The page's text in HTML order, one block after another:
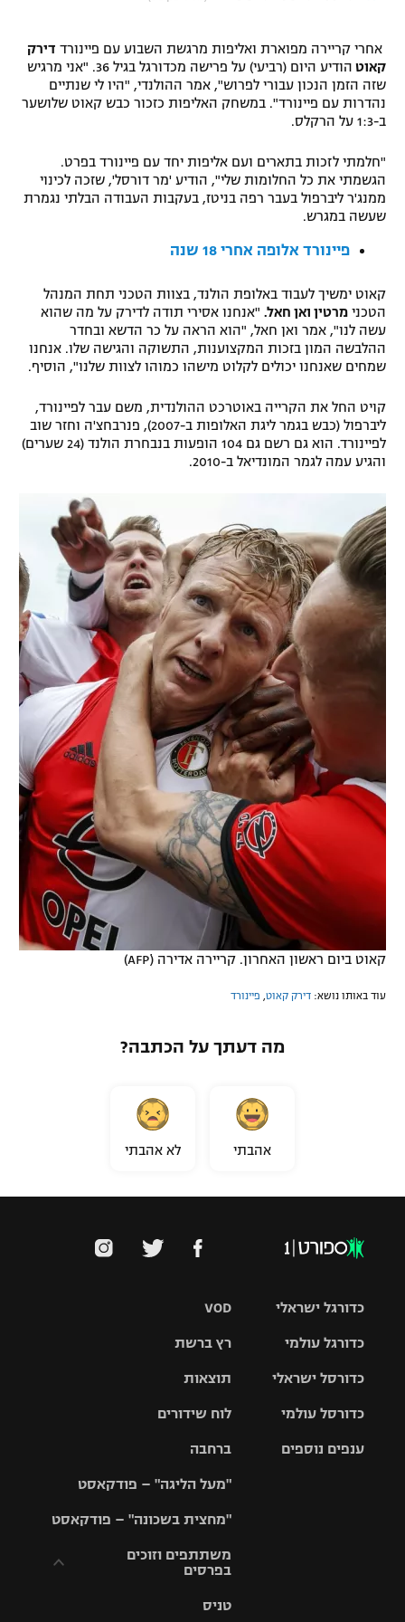
משתתפים וזוכים בפרסים
תקנון עבור פעילות אלקטרה
תקנון עבור פעילות ספורט 1 – "מרלן"
גיימינג E-Sports
מדיניות פרטיות
רשיון להקרנה פומבית לבית עסק
לוח דרושים – ג'ובנט
תגיות
המגזין
ספורט מוטורי
כדורמים
פוטבול אמריקאי NFL
בייסבול MLB
ספורט אתגרי ואקסטרים
אומנויות לחימה
גיימינג E-Sports
אחרי קריירה מפוארת ואליפות מרגשת השבוע עם פיינורד דירק
קאוט
הודיע היום (רביעי) על פרישה מכדורגל בגיל 36. "אני מרגיש
שזה הזמן הנכון עבורי לפרוש", אמר ההולנדי, "היו לי שנתיים
נהדרות עם פיינורד". במשחק האליפות כזכור כבש קאוט שלושער
ב-1:3 על הרקלס.
"חלמתי לזכות בתארים ועם אליפות יחד עם פיינורד בפרט.
הגשמתי את כל החלומות שלי", הודיע 'מר דורסל', שזכה לכינוי
ממנג'ר ליברפול בעבר רפה בניטז, בעקבות העבודה הבלתי נגמרת
שעשה במגרש.
פיינורד אלופה אחרי 18 שנה
קאוט ימשיך לעבוד באלופת הולנד, בצוות הטכני תחת המנהל
הטכני מרטין ואן חאל. "אנחנו אסירי תודה לדירק על מה שהוא
עשה לנו", אמר ואן חאל, "הוא הראה על כר הדשא ובחדר
ההלבשה המון בזכות המקצוענות, התשוקה והגישה שלו. אנחנו
שמחים שאנחנו יכולים לקלוט מישהו כמוהו לצוות שלנו", הוסיף.
קויט החל את הקרייה באוטרכט ההולנדית, משם עבר לפיינורד,
ליברפול (כבש בגמר ליגת האלופות ב-2007), פנרבחצ'ה וחזר שוב
לפיינורד. הוא גם רשם גם 104 הופעות בנבחרת הולנד (24 שערים)
והגיע עמה לגמר המונדיאל ב-2010.
קאוט ביום ראשון האחרון. קריירה אדירה (AFPׂ)
עוד באותו נושא: דירק קאוט, פיינורד
מה דעתך על הכתבה?
אהבתי לא אהבתי
VOD
רץ ברשת
תוצאות
לוח שידורים
ברחבה
"מעל הליגה" – פודקאסט
"מחצית בשכונה" – פודקאסט
משתתפים וזוכים
בפרסים
טניס
כדורגל ישראלי
גביע הטוטו
כדורגל עולמי
האלופות
ליגה
כדורסל ישראלי
סל
כדורסל עולמי
ענפים נוספים